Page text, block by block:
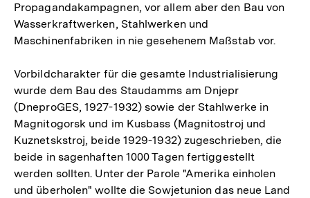
Propagandakampagnen, vor allem aber den Bau von
Wasserkraftwerken, Stahlwerken und
Maschinenfabriken in nie gesehenem Maßstab vor.
Vorbildcharakter für die gesamte Industrialisierung
wurde dem Bau des Staudamms am Dnjepr
(DneproGES, 1927-1932) sowie der Stahlwerke in
Magnitogorsk und im Kusbass (Magnitostroj und
Kuznetskstroj, beide 1929-1932) zugeschrieben, die
beide in sagenhaften 1000 Tagen fertiggestellt
werden sollten. Unter der Parole "Amerika einholen
und überholen" wollte die Sowjetunion das neue Land